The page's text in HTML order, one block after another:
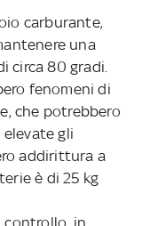
carburante,
una
circa 80 gradi.
fenomeni di
che potrebbero
gli
addirittura a
è di 25 kg
controllo, in